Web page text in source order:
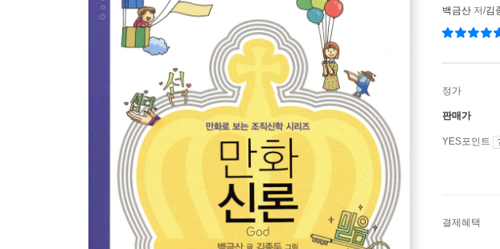
백금산 저/김
정가
판매가
YES포인트
결제혜택